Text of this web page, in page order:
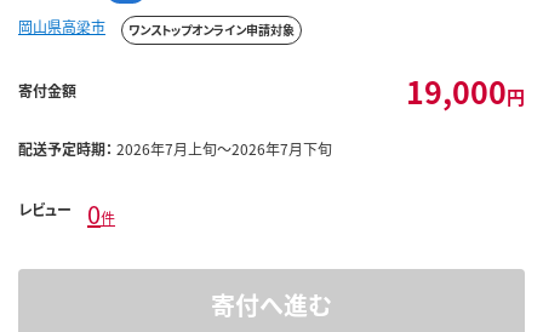
岡山県高梁市 ワンストップオンライン申請対象
寄付金額 19,000円
配送予定時期： 2026年7月上旬～2026年7月下旬
レビュー 0件
寄付へ進む